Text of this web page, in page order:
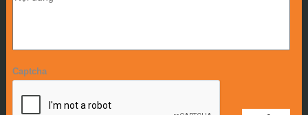
Captcha